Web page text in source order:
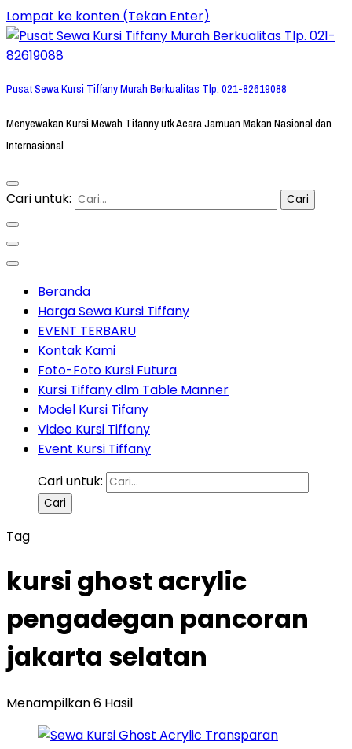
Lompat ke konten (Tekan Enter)
Pusat Sewa Kursi Tiffany Murah Berkualitas Tlp. 021-82619088
Menyewakan Kursi Mewah Tifanny utk Acara Jamuan Makan Nasional dan
Internasional
Cari untuk:
Beranda
Harga Sewa Kursi Tiffany
EVENT TERBARU
Kontak Kami
Foto-Foto Kursi Futura
Kursi Tiffany dlm Table Manner
Model Kursi Tifany
Video Kursi Tiffany
Event Kursi Tiffany
Cari untuk:
Tag
kursi ghost acrylic
pengadegan pancoran
jakarta selatan
Menampilkan 6 Hasil